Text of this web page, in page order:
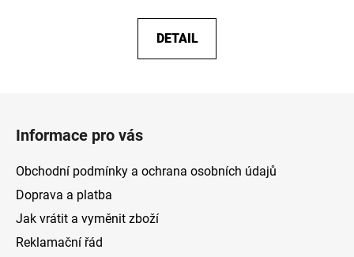
DETAIL
Informace pro vás
Obchodní podmínky a ochrana osobních údajů
Doprava a platba
Jak vrátit a vyměnit zboží
Reklamační řád